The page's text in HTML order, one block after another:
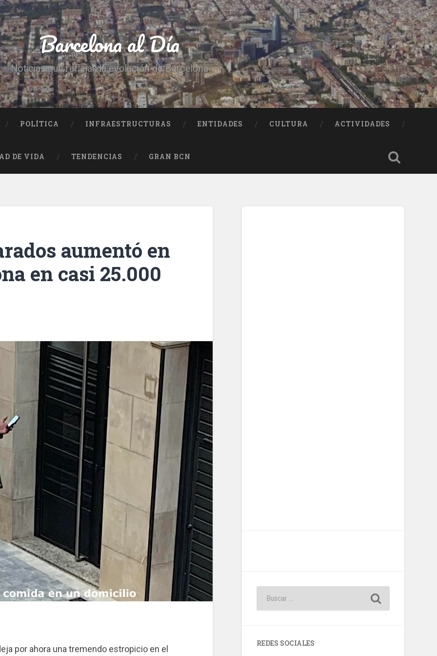
Barcelona al Día
Noticias que reflejan la evolución de Barcelona
POLÍTICA INFRAESTRUCTURAS ENTIDADES CULTURA ACTIVIDADES
DE VIDA TENDENCIAS GRAN BCN
aumentó en
en casi 25.000
por ahora una tremendo estropicio en el
REDES SOCIALES